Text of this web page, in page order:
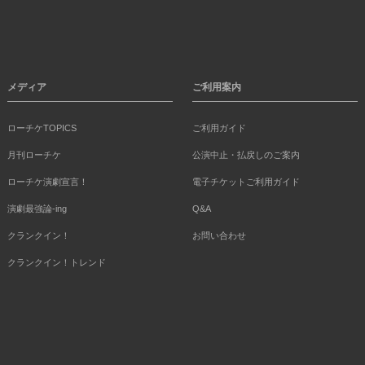
メディア
ローチケTOPICS
月刊ローチケ
ローチケ演劇宣言！
演劇最強論-ing
クランクイン！
クランクイン！トレンド
ご利用案内
ご利用ガイド
公演中止・払戻しのご案内
電子チケットご利用ガイド
Q&A
お問い合わせ